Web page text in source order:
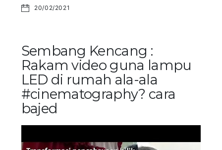
20/02/2021
Sembang Kencang :
Rakam video guna lampu
LED di rumah ala-ala
#cinematography? cara
bajed